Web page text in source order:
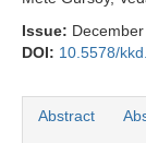
Issue:
DOI: 10.5578/
Abstract